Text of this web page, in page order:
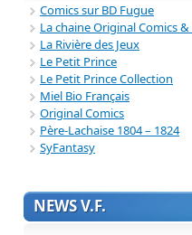
Comics sur BD Fugue
La chaine Original Comics
La Rivière des Jeux
Le Petit Prince
Le Petit Prince Collection
Miel Bio Français
Original Comics
Père-Lachaise 1804 – 1824
SyFantasy
NEWS V.F.